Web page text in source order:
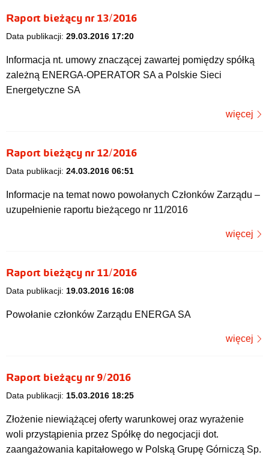
Raport bieżący nr 13/2016
Data publikacji: 29.03.2016 17:20
Informacja nt. umowy znaczącej zawartej pomiędzy spółką
zależną ENERGA-OPERATOR SA a Polskie Sieci
Energetyczne SA
więcej
Raport bieżący nr 12/2016
Data publikacji: 24.03.2016 06:51
Informacje na temat nowo powołanych Członków Zarządu –
uzupełnienie raportu bieżącego nr 11/2016
więcej
Raport bieżący nr 11/2016
Data publikacji: 19.03.2016 16:08
Powołanie członków Zarządu ENERGA SA
więcej
Raport bieżący nr 9/2016
Data publikacji: 15.03.2016 18:25
Złożenie niewiążącej oferty warunkowej oraz wyrażenie
woli przystąpienia przez Spółkę do negocjacji dot.
zaangażowania kapitałowego w Polską Grupę Górniczą Sp.